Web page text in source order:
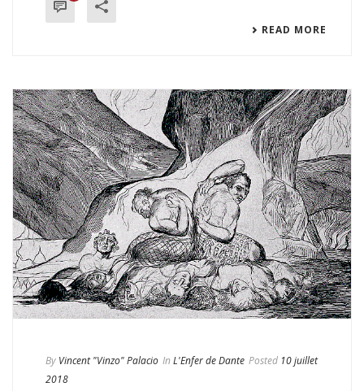
READ MORE
By Vincent "Vinzo" Palacio In L'Enfer de Dante Posted 10 juillet
2018